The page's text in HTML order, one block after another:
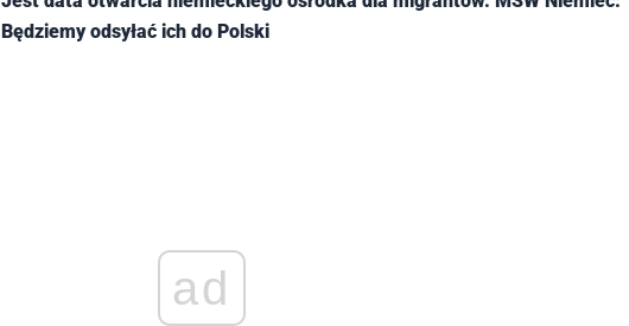
Będziemy odsyłać ich do Polski
ad